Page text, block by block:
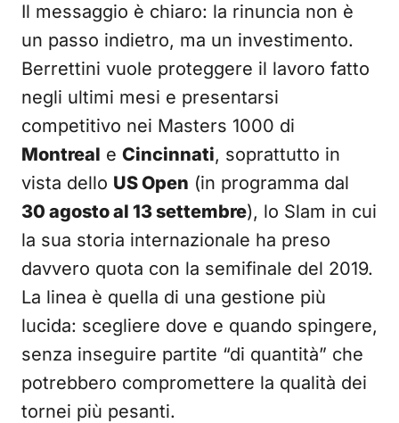
Il messaggio è chiaro: la rinuncia non è
un passo indietro, ma un investimento.
Berrettini vuole proteggere il lavoro fatto
negli ultimi mesi e presentarsi
competitivo nei Masters 1000 di
Montreal e Cincinnati, soprattutto in
vista dello US Open (in programma dal
30 agosto al 13 settembre), lo Slam in cui
la sua storia internazionale ha preso
davvero quota con la semifinale del 2019.
La linea è quella di una gestione più
lucida: scegliere dove e quando spingere,
senza inseguire partite “di quantità” che
potrebbero compromettere la qualità dei
tornei più pesanti.